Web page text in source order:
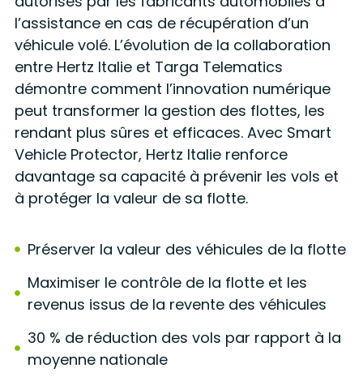
l’assistance en cas de récupération d’un
véhicule volé. L’évolution de la collaboration
entre Hertz Italie et Targa Telematics
démontre comment l’innovation numérique
peut transformer la gestion des flottes, les
rendant plus sûres et efficaces. Avec Smart
Vehicle Protector, Hertz Italie renforce
davantage sa capacité à prévenir les vols et
à protéger la valeur de sa flotte.
Préserver la valeur des véhicules de la flotte
Maximiser le contrôle de la flotte et les
revenus issus de la revente des véhicules
30 % de réduction des vols par rapport à la
moyenne nationale